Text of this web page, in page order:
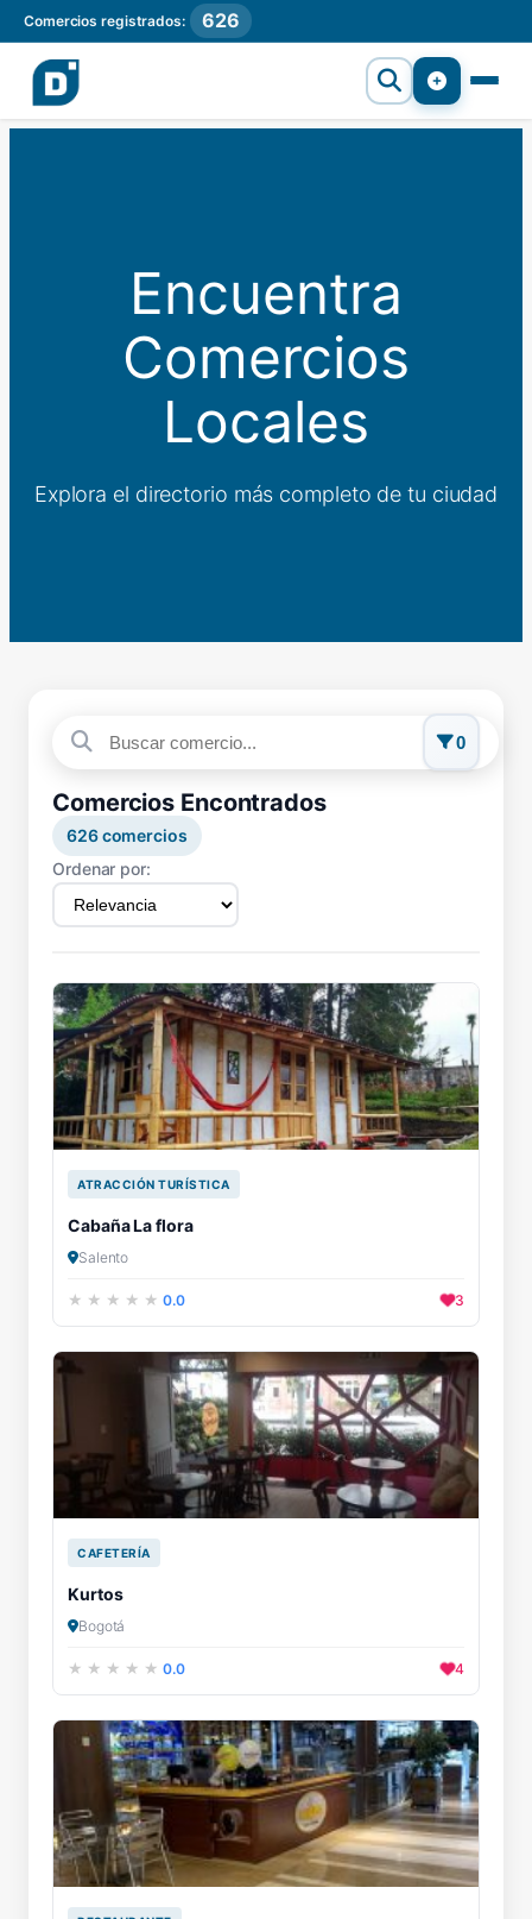
Comercios registrados: 626
Encuentra
Comercios
Locales
Explora el directorio más completo de tu ciudad
0
Comercios Encontrados
626comercios
Ordenar por:
ATRACCIÓN TURÍSTICA
Cabaña La flora
Salento
0.0 3
CAFETERÍA
Kurtos
Bogotá
0.0 4